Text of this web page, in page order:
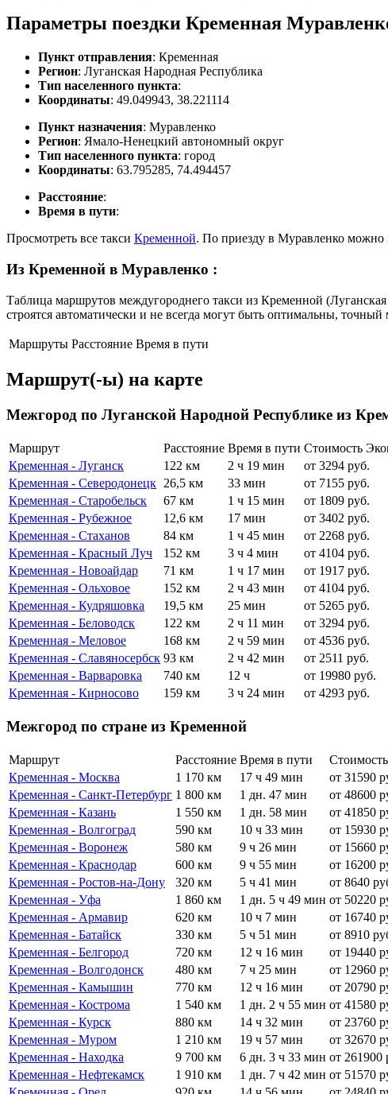
Параметры поездки Кременная
Пункт отправления: Кременная
Регион: Луганская Народная Республика
Тип населенного пункта:
Координаты: 49.049943, 38.221114
Пункт назначения: Муравленко
Регион: Ямало-Ненецкий автономный округ
Тип населенного пункта: город
Координаты: 63.795285, 74.494457
Расстояние:
Время в пути:
Просмотреть все такси Кременной. По приезду в Муравленко можно
Из Кременной в Муравленко :
Таблица маршрутов междугороднего такси из Кременной
строятся автоматически и не всегда могут быть оптимальны,
Маршруты Расстояние Время в пути
Маршрут(-ы) на карте
Межгород по Луганской Народной Республике из
Маршрут Расстояние Время в пути Стоимость
Кременная - Луганск
122 км 2 ч 19 мин от 3294 руб.
Кременная - Северодонецк 26,5 км 33 мин от 7155 руб.
Кременная - Старобельск
67 км 1 ч 15 мин от 1809 руб.
Кременная - Рубежное
12,6 км 17 мин от 3402 руб.
Кременная - Стаханов
84 км 1 ч 45 мин от 2268 руб.
Кременная - Красный Луч
152 км 3 ч 4 мин от 4104 руб.
Кременная - Новоайдар
71 км 1 ч 17 мин от 1917 руб.
Кременная - Ольховое
152 км 2 ч 43 мин от 4104 руб.
Кременная - Кудряшовка
19,5 км 25 мин от 5265 руб.
Кременная - Беловодск
122 км 2 ч 11 мин от 3294 руб.
Кременная - Меловое
168 км 2 ч 59 мин от 4536 руб.
Кременная - Славяносербск 93 км 2 ч 42 мин от 2511 руб.
Кременная - Варваровка
740 км 12 ч от 19980 руб.
Кременная - Кирносово
159 км 3 ч 24 мин от 4293 руб.
Межгород по стране из Кременной
Маршрут Расстояние Время в пути
Кременная - Москва
1 170 км 17 ч 49 мин от 31590
Кременная - Санкт-Петербург 1 800 км 1 дн. 47 мин от 48600
Кременная - Казань
1 550 км 1 дн. 58 мин от 41850
Кременная - Волгоград
590 км 10 ч 33 мин от 15930
Кременная - Воронеж
580 км 9 ч 26 мин от 15660
Кременная - Краснодар
600 км 9 ч 55 мин от 16200
Кременная - Ростов-на-Дону
320 км 5 ч 41 мин от 8640
Кременная - Уфа
1 860 км 1 дн. 5 ч 49 мин от 50220
Кременная - Армавир
620 км 10 ч 7 мин от 16740
Кременная - Батайск
330 км 5 ч 51 мин от 8910
Кременная - Белгород
720 км 12 ч 16 мин от 19440
Кременная - Волгодонск
480 км 7 ч 25 мин от 12960
Кременная - Камышин
770 км 12 ч 16 мин от 20790
Кременная - Кострома
1 540 км 1 дн. 2 ч 55 мин от 41580
Кременная - Курск
880 км 14 ч 32 мин от 23760
Кременная - Муром
1 210 км 19 ч 57 мин от 32670
Кременная - Находка
9 700 км 6 дн. 3 ч 33 мин от 261900
Кременная - Нефтекамск
1 910 км 1 дн. 7 ч 42 мин от 51570